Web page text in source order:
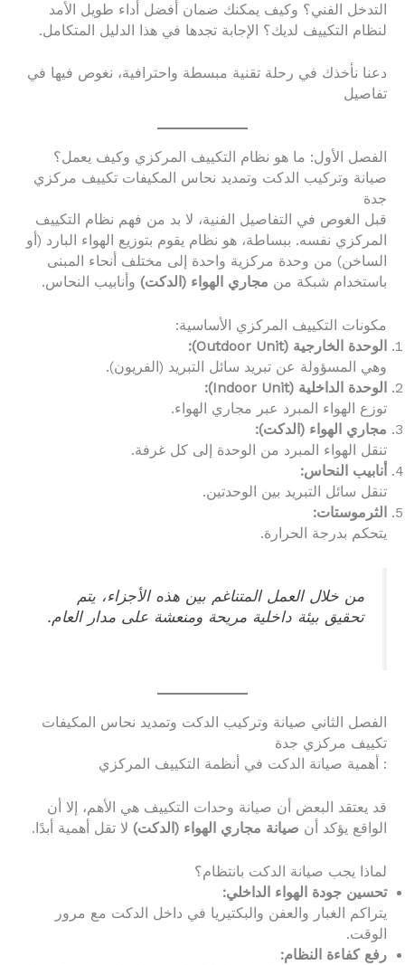
التدخل الفني؟ وكيف يمكنك ضمان أفضل أداء طويل الأمد
لنظام التكييف لديك؟ الإجابة تجدها في هذا الدليل المتكامل.
دعنا نأخذك في رحلة تقنية مبسطة واحترافية، نغوص فيها في
تفاصيل
الفصل الأول: ما هو نظام التكييف المركزي وكيف يعمل؟
صيانة وتركيب الدكت وتمديد نحاس المكيفات تكييف مركزي
جدة
قبل الغوص في التفاصيل الفنية، لا بد من فهم نظام التكييف
المركزي نفسه. ببساطة، هو نظام يقوم بتوزيع الهواء البارد (أو
الساخن) من وحدة مركزية واحدة إلى مختلف أنحاء المبنى
باستخدام شبكة من مجاري الهواء (الدكت) وأنابيب النحاس.
مكونات التكييف المركزي الأساسية:
الوحدة الخارجية (Outdoor Unit):
وهي المسؤولة عن تبريد سائل التبريد (الفريون).
الوحدة الداخلية (Indoor Unit):
توزع الهواء المبرد عبر مجاري الهواء.
مجاري الهواء (الدكت):
تنقل الهواء المبرد من الوحدة إلى كل غرفة.
أنابيب النحاس:
تنقل سائل التبريد بين الوحدتين.
الثرموستات:
يتحكم بدرجة الحرارة.
من خلال العمل المتناغم بين هذه الأجزاء، يتم
تحقيق بيئة داخلية مريحة ومنعشة على مدار العام.
الفصل الثاني صيانة وتركيب الدكت وتمديد نحاس المكيفات
تكييف مركزي جدة
: أهمية صيانة الدكت في أنظمة التكييف المركزي
قد يعتقد البعض أن صيانة وحدات التكييف هي الأهم، إلا أن
الواقع يؤكد أن صيانة مجاري الهواء (الدكت) لا تقل أهمية أبدًا.
لماذا يجب صيانة الدكت بانتظام؟
تحسين جودة الهواء الداخلي:
يتراكم الغبار والعفن والبكتيريا في داخل الدكت مع مرور
الوقت.
رفع كفاءة النظام: